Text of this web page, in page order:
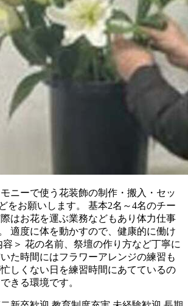
ニーで使う花装飾の制作・搬入・セッ
をお願いします。 基本2名～4名のチー
はお花を運ぶ業務などもあり体力仕事
適度に体を動かすので、健康的に働け
＞ 花の名前、祭壇の作り方など丁寧に
た時間にはフラワーアレンジの練習も
しくない日を練習時間にあてているの
きる環境です。